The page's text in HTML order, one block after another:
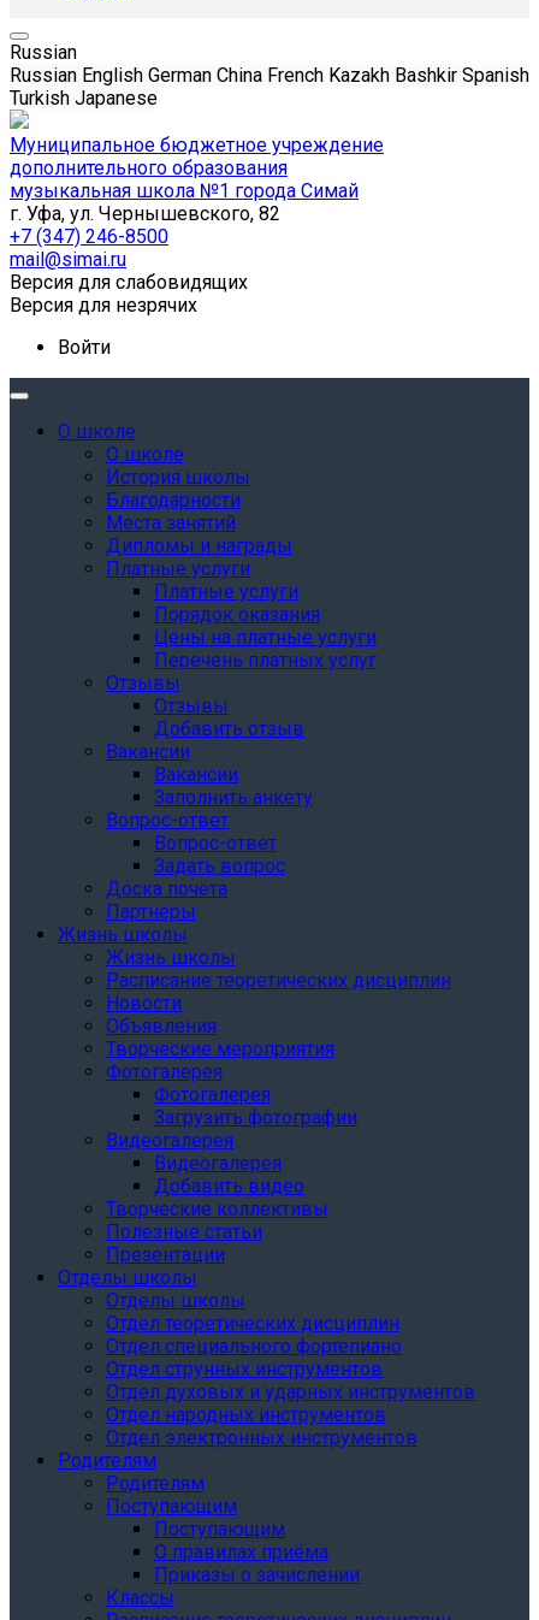
Russian
Russian English German China French Kazakh Bashkir Spanish
Turkish Japanese
Муниципальное бюджетное учреждение
дополнительного образования
музыкальная школа №1 города Симай
г. Уфа, ул. Чернышевского, 82
+7 (347) 246-8500
mail@simai.ru
Версия для слабовидящих
Версия для незрячих
Войти
О школе
О школе
История школы
Благодарности
Места занятий
Дипломы и награды
Платные услуги
Платные услуги
Порядок оказания
Цены на платные услуги
Перечень платных услуг
Отзывы
Отзывы
Добавить отзыв
Вакансии
Вакансии
Заполнить анкету
Вопрос-ответ
Вопрос-ответ
Задать вопрос
Доска почёта
Партнёры
Жизнь школы
Жизнь школы
Расписание теоретических дисциплин
Новости
Объявления
Творческие мероприятия
Фотогалерея
Фотогалерея
Загрузить фотографии
Видеогалерея
Видеогалерея
Добавить видео
Творческие коллективы
Полезные статьи
Презентации
Отделы школы
Отделы школы
Отдел теоретических дисциплин
Отдел специального фортепиано
Отдел струнных инструментов
Отдел духовых и ударных инструментов
Отдел народных инструментов
Отдел электронных инструментов
Родителям
Родителям
Поступающим
Поступающим
О правилах приёма
Приказы о зачислении
Классы